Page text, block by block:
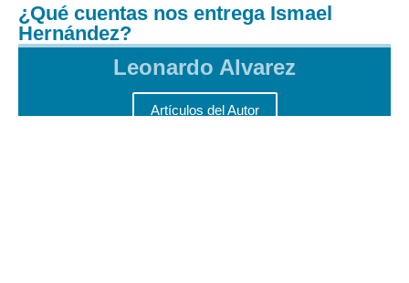
¿Qué cuentas nos entrega Ismael
Hernández?
Leonardo Alvarez
Artículos del Autor